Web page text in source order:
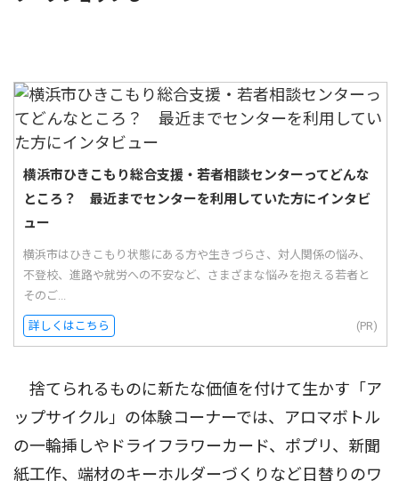
横浜市ひきこもり総合支援・若者相談センターってどんな
ところ？ 最近までセンターを利用していた方にインタビ
ュー
横浜市はひきこもり状態にある方や生きづらさ、対人関係の悩み、
不登校、進路や就労への不安など、さまざまな悩みを抱える若者と
そのご...
詳しくはこちら (PR)
捨てられるものに新たな価値を付けて生かす「ア
ップサイクル」の体験コーナーでは、アロマボトル
の一輪挿しやドライフラワーカード、ポプリ、新聞
紙工作、端材のキーホルダーづくりなど日替りのワ